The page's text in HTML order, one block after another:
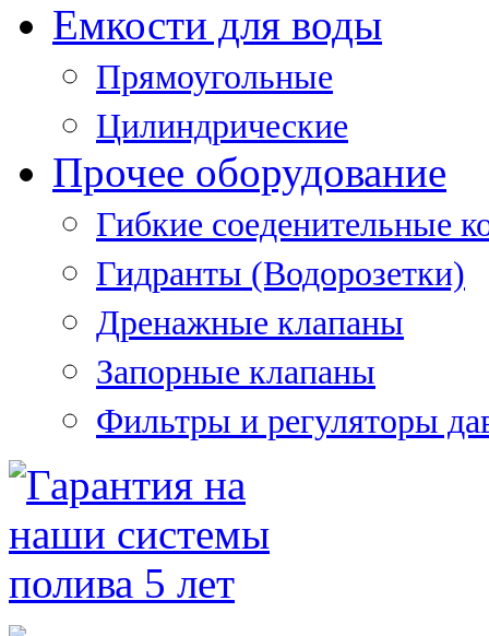
Емкости для воды
Прямоугольные
Цилиндрические
Прочее оборудование
Гибкие соеденительные
Гидранты (Водорозетки)
Дренажные клапаны
Запорные клапаны
Фильтры и регуляторы